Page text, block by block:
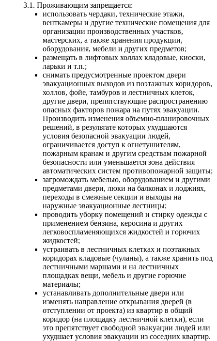
3.1. Проживающим запрещается:
использовать чердаки, технические этажи,
венткамеры и другие технические помещения для
организации производственных участков,
мастерских, а также хранения продукции,
оборудования, мебели и других предметов;
размещать в лифтовых холлах кладовые, киоски,
ларьки и т.п.;
снимать предусмотренные проектом двери
эвакуационных выходов из поэтажных коридоров,
холлов, фойе, тамбуров и лестничных клеток,
другие двери, препятствующие распространению
опасных факторов пожара на путях эвакуации.
Производить изменения объемно-планировочных
решений, в результате которых ухудшаются
условия безопасной эвакуации людей,
ограничивается доступ к огнетушителям,
пожарным кранам и другим средствам пожарной
безопасности или уменьшается зона действия
автоматических систем противопожарной защиты;
загромождать мебелью, оборудованием и другими
предметами двери, люки на балконах и лоджиях,
переходы в смежные секции и выходы на
наружные эвакуационные лестницы;
проводить уборку помещений и стирку одежды с
применением бензина, керосина и других
легковоспламеняющихся жидкостей и горючих
жидкостей;
устраивать в лестничных клетках и поэтажных
коридорах кладовые (чуланы), а также хранить под
лестничными маршами и на лестничных
площадках вещи, мебель и другие горючие
материалы;
устанавливать дополнительные двери или
изменять направление открывания дверей (в
отступлении от проекта) из квартир в общий
коридор (на площадку лестничной клетки), если
это препятствует свободной эвакуации людей или
ухудшает условия эвакуации из соседних квартир.